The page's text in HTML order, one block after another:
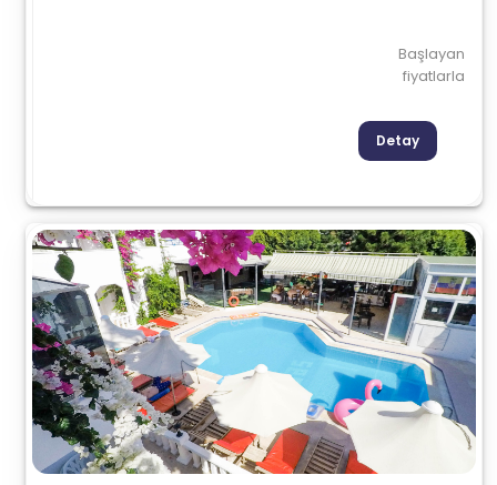
Başlayan
fiyatlarla
Detay